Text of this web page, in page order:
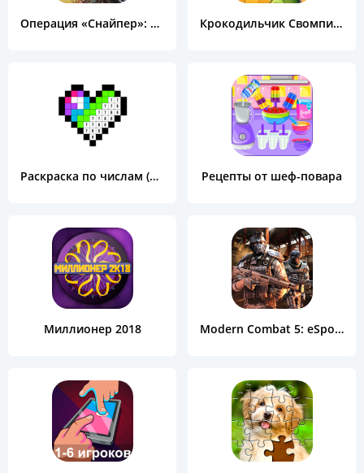
Операция «Снайпер»: Топ 3D шутер Крокодильчик Свомпи Free
Раскраска по числам (Color by Number) Рецепты от шеф-повара
Миллионер 2018 Modern Combat 5: eSports FPS